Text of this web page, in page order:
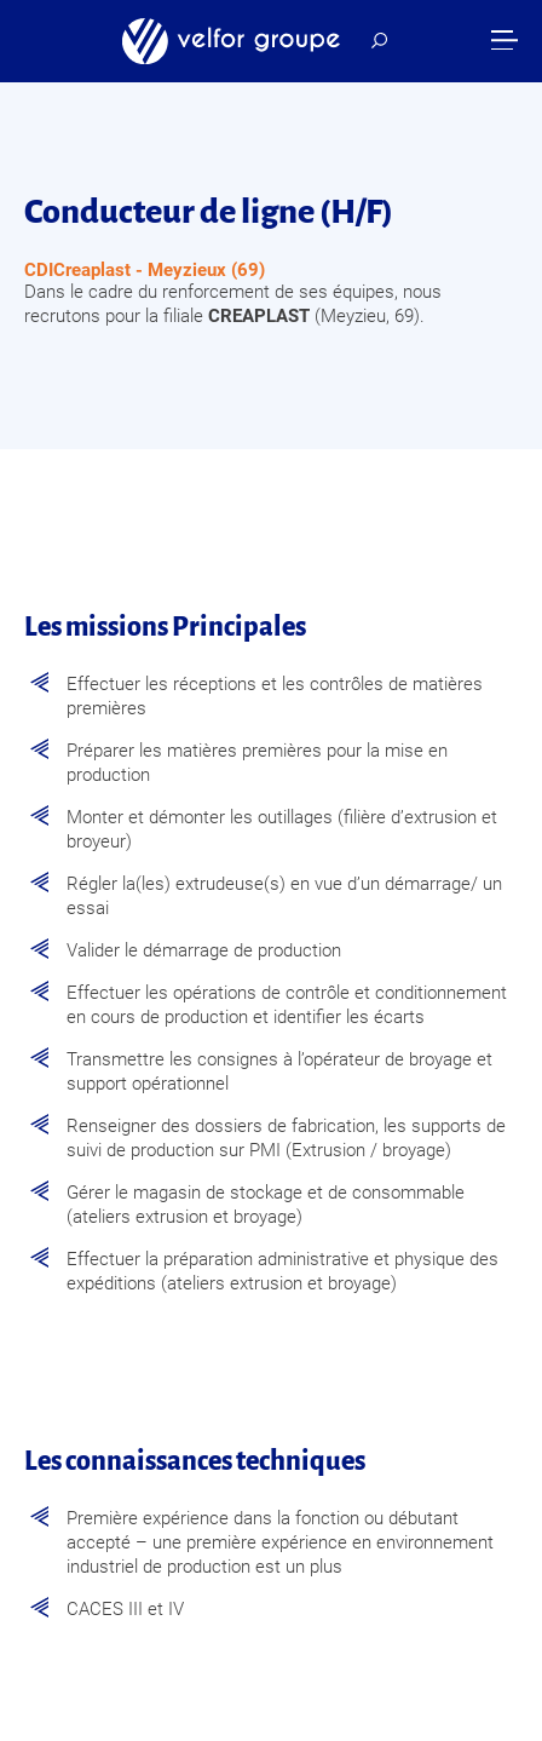
Conducteur de ligne (H/F)
CDICreaplast - Meyzieux (69)
Dans le cadre du renforcement de ses équipes, nous
recrutons pour la filiale CREAPLAST (Meyzieu, 69).
Les missions Principales
Effectuer les réceptions et les contrôles de matières
premières
Préparer les matières premières pour la mise en
production
Monter et démonter les outillages (filière d’extrusion et
broyeur)
Régler la(les) extrudeuse(s) en vue d’un démarrage/ un
essai
Valider le démarrage de production
Effectuer les opérations de contrôle et conditionnement
en cours de production et identifier les écarts
Transmettre les consignes à l’opérateur de broyage et
support opérationnel
Renseigner des dossiers de fabrication, les supports de
suivi de production sur PMI (Extrusion / broyage)
Gérer le magasin de stockage et de consommable
(ateliers extrusion et broyage)
Effectuer la préparation administrative et physique des
expéditions (ateliers extrusion et broyage)
Les connaissances techniques
Première expérience dans la fonction ou débutant
accepté – une première expérience en environnement
industriel de production est un plus
CACES III et IV